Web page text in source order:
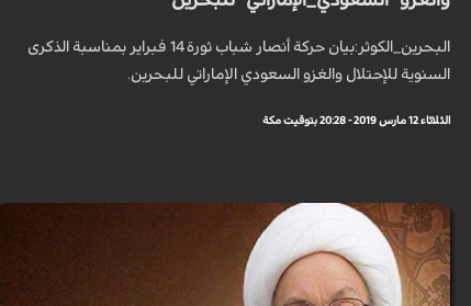
البحرين_الكوثر:بيان حركة أنصار شباب ثورة 14 فبراير بمناسبة الذكرى
السنوية للإحتلال والغزو السعودي الإماراتي للبحرين.
الثلاثاء 12 مارس 2019 - 20:28 بتوقيت مكة